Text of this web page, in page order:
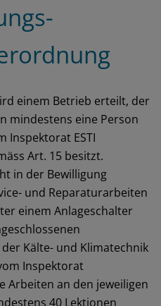
einem Betrieb erteilt, der
mindestens eine Person
Inspektorat ESTI
Art. 15 besitzt.
in der Bewilligung
und Reparaturarbeiten
einem Anlageschalter
Kälte- und Klimatechnik
Inspektorat
Arbeiten an den jeweiligen
40 Lektionen